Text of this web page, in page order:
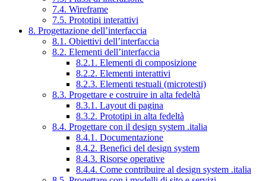
7.4. Wireframe
7.5. Prototipi interattivi
8. Progettazione dell’interfaccia
8.1. Obiettivi dell’interfaccia
8.2. Elementi dell’interfaccia
8.2.1. Elementi di composizione
8.2.2. Elementi interattivi
8.2.3. Elementi testuali (microtesti)
8.3. Progettare e costruire in alta fedeltà
8.3.1. Layout di pagina
8.3.2. Prototipi in alta fedeltà
8.4. Progettare con il design system .italia
8.4.1. Documentazione
8.4.2. Benefici del design system
8.4.3. Risorse operative
8.4.4. Come contribuire al design system .italia